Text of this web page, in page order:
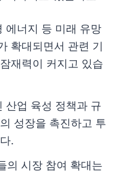
에너지 등 미래 유망
확대되면서 관련 기
재력이 커지고 있습
산업 육성 정책과 규
성장을 촉진하고 투
.
의 시장 참여 확대는